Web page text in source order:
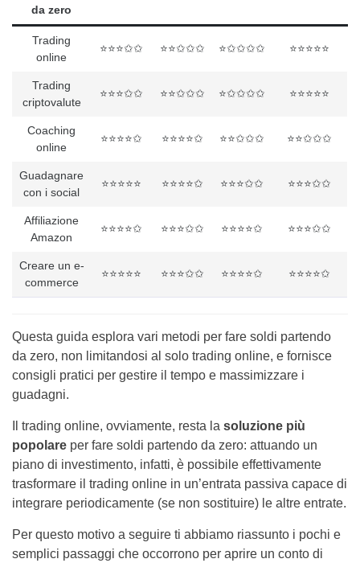
da zero
Trading
online
⭐⭐⭐✩✩ ⭐⭐✩✩✩ ⭐✩✩✩✩ ⭐⭐⭐⭐⭐
Trading
criptovalute
⭐⭐⭐✩✩ ⭐⭐✩✩✩ ⭐✩✩✩✩ ⭐⭐⭐⭐⭐
Coaching
online
⭐⭐⭐⭐✩ ⭐⭐⭐⭐✩ ⭐⭐✩✩✩ ⭐⭐✩✩✩
Guadagnare
con i social
⭐⭐⭐⭐⭐ ⭐⭐⭐⭐✩ ⭐⭐⭐✩✩ ⭐⭐⭐✩✩
Affiliazione
Amazon
⭐⭐⭐⭐✩ ⭐⭐⭐✩✩ ⭐⭐⭐⭐✩ ⭐⭐⭐✩✩
Creare un e-
commerce
⭐⭐⭐⭐⭐ ⭐⭐⭐✩✩ ⭐⭐⭐⭐✩ ⭐⭐⭐⭐✩
Questa guida esplora vari metodi per fare soldi partendo
da zero, non limitandosi al solo trading online, e fornisce
consigli pratici per gestire il tempo e massimizzare i
guadagni.
Il trading online, ovviamente, resta la soluzione più
popolare per fare soldi partendo da zero: attuando un
piano di investimento, infatti, è possibile effettivamente
trasformare il trading online in un’entrata passiva capace di
integrare periodicamente (se non sostituire) le altre entrate.
Per questo motivo a seguire ti abbiamo riassunto i pochi e
semplici passaggi che occorrono per aprire un conto di